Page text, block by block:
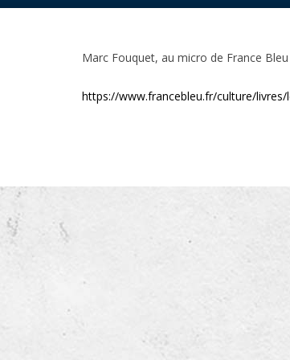
Marc Fouquet, au micro de France
https://www.francebleu.fr/culture/